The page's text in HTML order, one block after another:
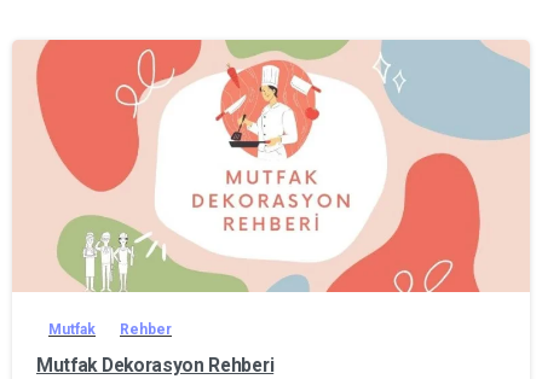
0
Mutfak Rehber
Mutfak Dekorasyon Rehberi